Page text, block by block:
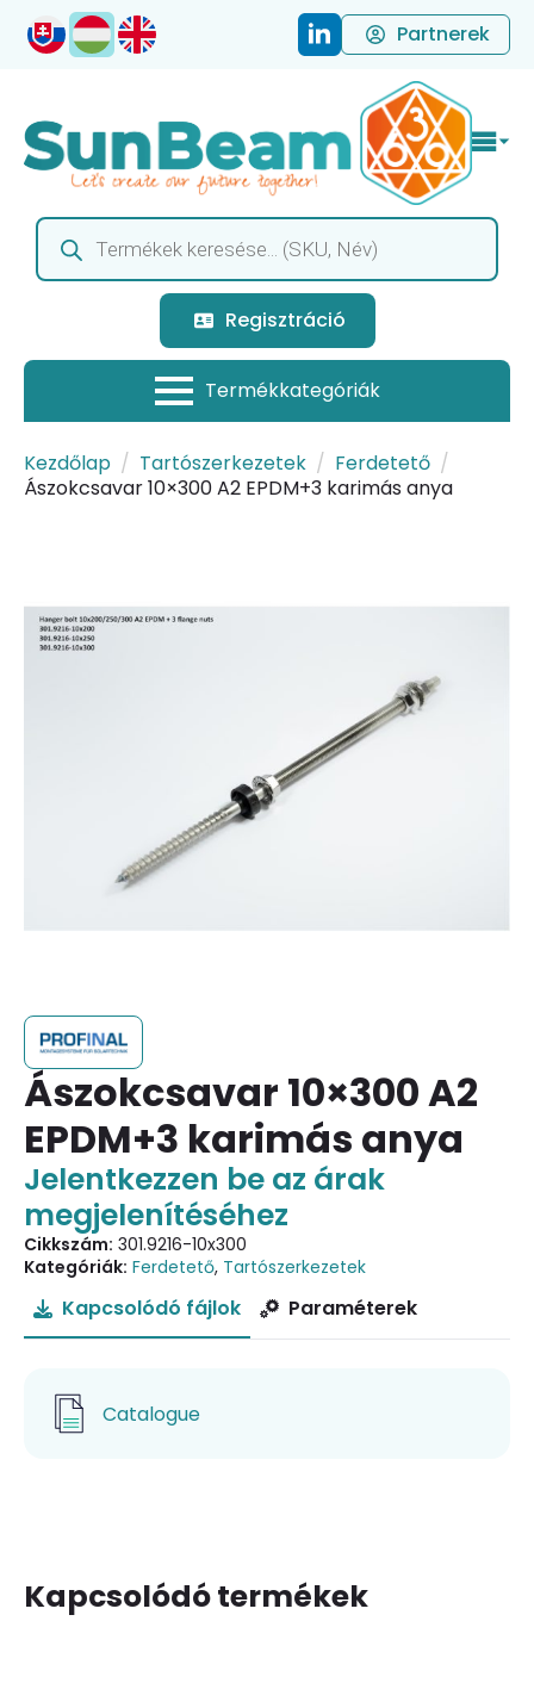
Partnerek
Products
search
Regisztráció
Kezdőlap Tartószerkezetek
Ferdetető
Ászokcsavar 10×300 A2 EPDM+3 karimás anya
Ászokcsavar 10×300 A2
EPDM+3 karimás anya
Jelentkezzen be az árak
megjelenítéséhez
Cikkszám: 301.9216-10x300
Kategóriák: Ferdetető, Tartószerkezetek
Kapcsolódó fájlok Paraméterek
Catalogue
Kapcsolódó termékek